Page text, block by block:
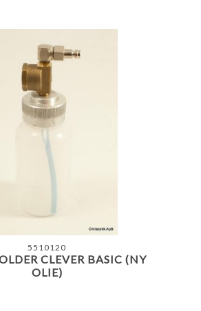
5510120
CLEVER BASIC (NY
OLIE)